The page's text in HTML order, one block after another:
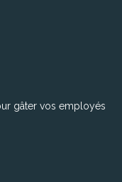
gâter vos employés